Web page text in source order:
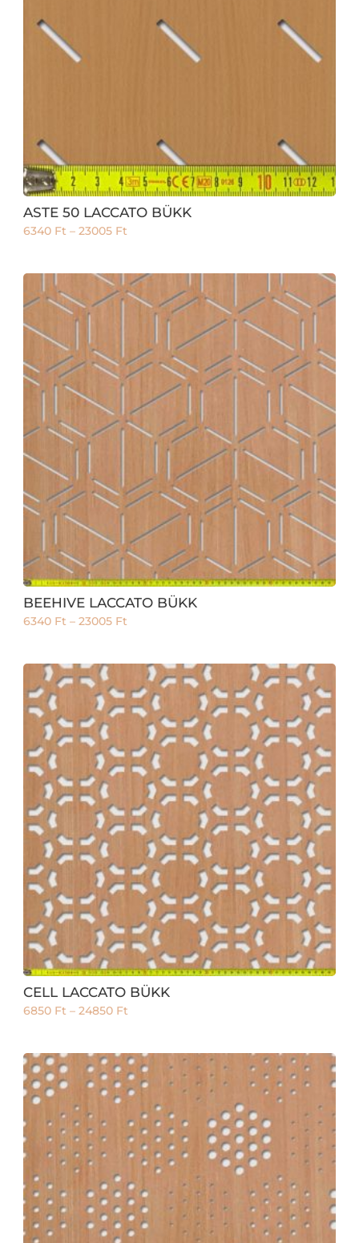
ASTE 50 LACCATO BÜKK
6340 Ft – 23005 Ft
BEEHIVE LACCATO BÜKK
6340 Ft – 23005 Ft
CELL LACCATO BÜKK
6850 Ft – 24850 Ft